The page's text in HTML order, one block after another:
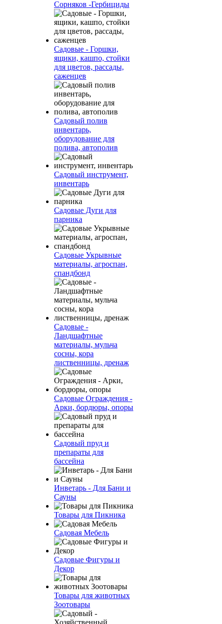
Сорняков -Гербициды
Садовые - Горшки,
ящики, кашпо, стойки
для цветов, рассады,
саженцев
Садовый полив
инвентарь,
оборудование для
полива, автополив
Садовый инструмент,
инвентарь
Садовые Дуги для
парника
Садовые Укрывные
материалы, агроспан,
спандбонд
Садовые -
Ландшафтные
материалы, мульча
сосны, кора
лиственницы, дренаж
Садовые Ограждения -
Арки, бордюры, опоры
Садовый пруд и
препараты для
бассейна
Инветарь - Для Бани и
Сауны
Товары для Пикника
Садовая Мебель
Садовые Фигуры и
Декор
Товары для животных
Зоотовары